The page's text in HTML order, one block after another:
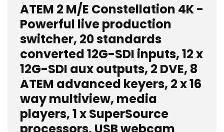
ATEM 2 M/E Constellation 4K -
Powerful live production
switcher, 20 standards
converted 12G-SDI inputs, 12 x
12G-SDI aux outputs, 2 DVE, 8
ATEM advanced keyers, 2 x 16
way multiview, media
players, 1 x SuperSource
processors, USB webcam